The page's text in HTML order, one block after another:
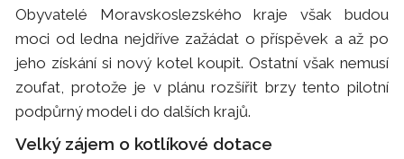
Obyvatelé Moravskoslezského kraje však budou
moci od ledna nejdříve zažádat o příspěvek a až po
jeho získání si nový kotel koupit. Ostatní však nemusí
zoufat, protože je v plánu rozšířit brzy tento pilotní
podpůrný model i do dalších krajů.
Velký zájem o kotlíkové dotace